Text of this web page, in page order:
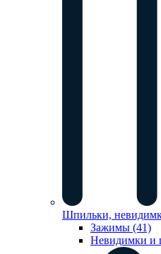
Шпильки,
Зажимы (41)
Невидимки и